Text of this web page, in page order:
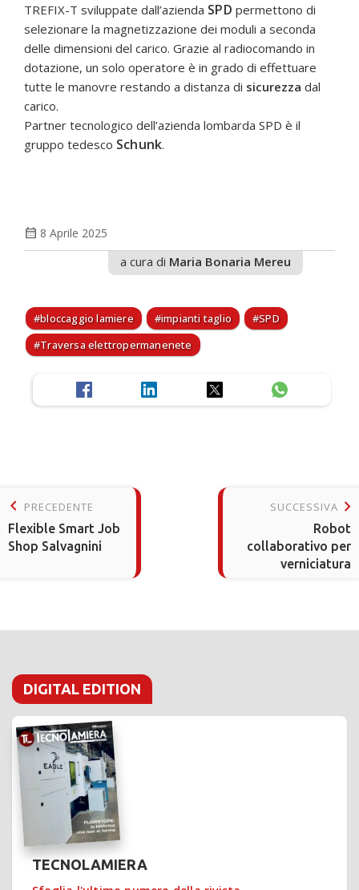
TREFIX-T sviluppate dall’azienda SPD permettono di
selezionare la magnetizzazione dei moduli a seconda
delle dimensioni del carico. Grazie al radiocomando in
dotazione, un solo operatore è in grado di effettuare
tutte le manovre restando a distanza di sicurezza dal
carico.
Partner tecnologico dell’azienda lombarda SPD è il
gruppo tedesco Schunk.
calendar_month 8 Aprile 2025
a cura di Maria Bonaria Mereu
bloccaggio lamiere impianti taglio
SPD
Traversa elettropermanenete
keyboard_arrow_left PRECEDENTE
Flexible Smart Job
Shop Salvagnini
SUCCESSIVA keyboard_arrow_right
Robot
collaborativo per
verniciatura
DIGITAL EDITION
TECNOLAMIERA